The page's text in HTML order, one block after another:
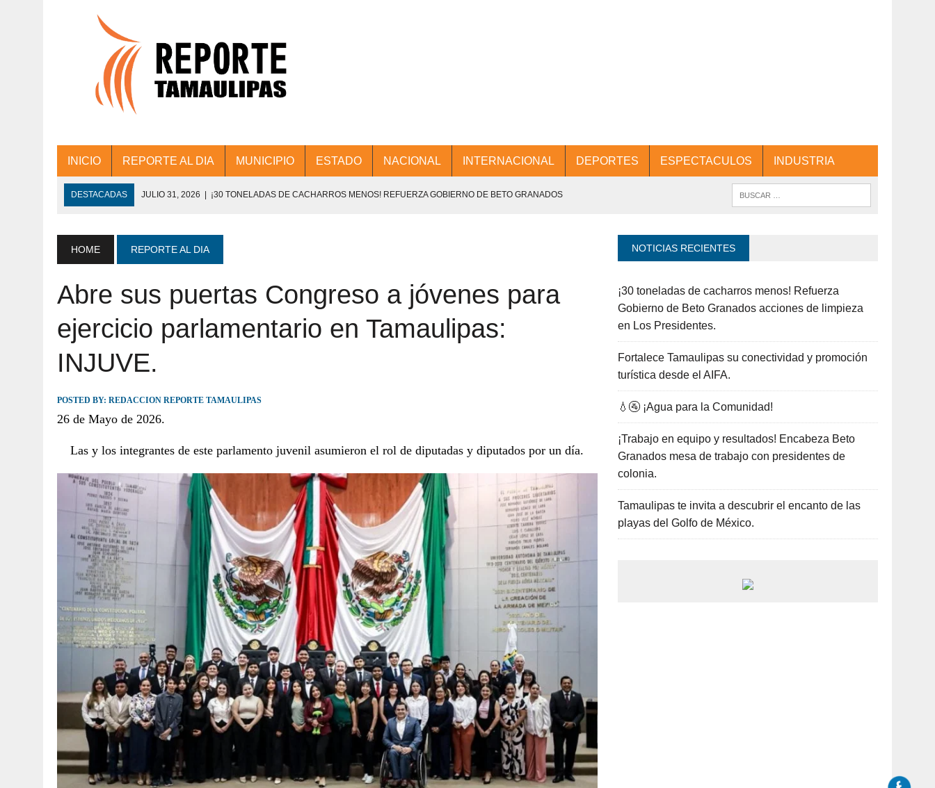
INICIO REPORTE AL DIA MUNICIPIO ESTADO NACIONAL INTERNACIONAL DEPORTES ESPECTACULOS INDUSTRIA
DESTACADAS JULIO 31, 2026 | ¡30 TONELADAS DE CACHARROS MENOS! REFUERZA GOBIERNO DE BETO GRANADOS
JULIO 30, 2026 | 💧🚰 ¡AGUA PARA LA COMUNIDAD!
JULIO 30, 2026 ¡TRABAJO EN EQUIPO Y RESULTADOS! ENCABEZA BETO GRANADOS MESA DE TRABAJO CON PRESIDENTES
JULIO 30, 2026 TAMAULIPAS TE INVITA A DESCUBRIR EL ENCANTO DE LAS PLAYAS DEL GOLFO DE MÉXICO.
HOME REPORTE AL DIA
Abre sus puertas Congreso a jóvenes para
ejercicio parlamentario en Tamaulipas:
INJUVE.
POSTED BY: REDACCION REPORTE TAMAULIPAS
26 de Mayo de 2026.
Las y los integrantes de este parlamento juvenil asumieron el rol de diputadas y diputados por un día.
NOTICIAS RECIENTES
¡30 toneladas de cacharros menos! Refuerza
Gobierno de Beto Granados acciones de limpieza
en Los Presidentes.
Fortalece Tamaulipas su conectividad y promoción
turística desde el AIFA.
💧🚰 ¡Agua para la Comunidad!
¡Trabajo en equipo y resultados! Encabeza Beto
Granados mesa de trabajo con presidentes de
colonia.
Tamaulipas te invita a descubrir el encanto de las
playas del Golfo de México.